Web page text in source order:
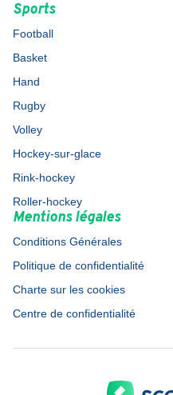
Sports
Football
Basket
Hand
Rugby
Volley
Hockey-sur-glace
Rink-hockey
Roller-hockey
Mentions légales
Conditions Générales
Politique de confidentialité
Charte sur les cookies
Centre de confidentialité